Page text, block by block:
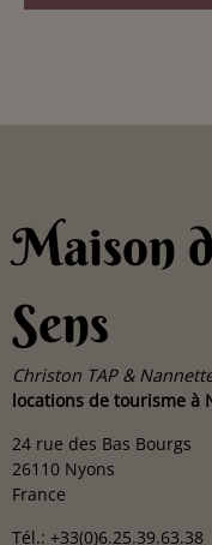
Maison
Sens
Christon TAP &
locations de tourisme à
24 rue des Bas Bourgs
26110 Nyons
France
Tél.: +33(0)6.25.39.63.38